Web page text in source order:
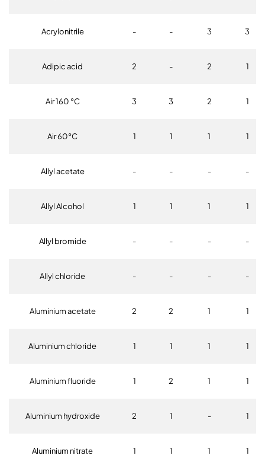
Acrylonitrile - - 3 3
Adipic acid 2 - 2 1
Air 160 °C 3 3 2 1
Air 60°C 1 1 1 1
Allyl acetate - - - -
Allyl Alcohol 1 1 1 1
Allyl bromide - - - -
Allyl chloride - - - -
Aluminium acetate 2 2 1 1
Aluminium chloride 1 1 1 1
Aluminium fluoride 1 2 1 1
Aluminium hydroxide 2 1 - 1
Aluminium nitrate 1 1 1 1